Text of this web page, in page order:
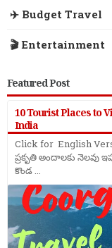
✈️ Budget Travel
🎬 Entertainment
Featured Post
10 Tourist Places to
India
Click for English
ప్రకృతి అందాలకు నెలవు
కొండ ...